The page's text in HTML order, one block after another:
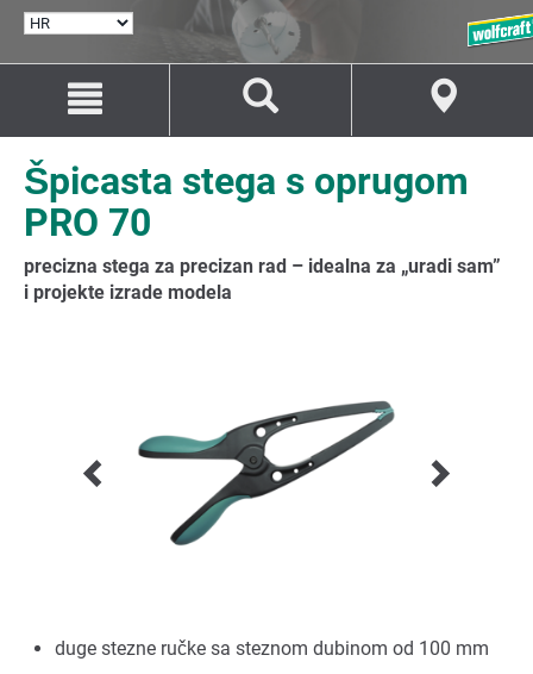
ODABERI
sadržaj
navigaciju
Špicasta stega s oprugom
PRO 70
precizna stega za precizan rad – idealna za „uradi sam”
i projekte izrade modela
duge stezne ručke sa steznom dubinom od 100 mm